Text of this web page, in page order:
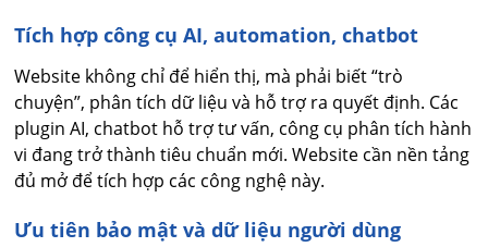
Tích hợp công cụ AI, automation, chatbot
Website không chỉ để hiển thị, mà phải biết “trò
chuyện”, phân tích dữ liệu và hỗ trợ ra quyết định. Các
plugin AI, chatbot hỗ trợ tư vấn, công cụ phân tích hành
vi đang trở thành tiêu chuẩn mới. Website cần nền tảng
đủ mở để tích hợp các công nghệ này.
Ưu tiên bảo mật và dữ liệu người dùng